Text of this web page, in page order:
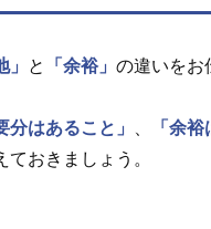
」 と 「余裕」 の違いをお
分はあること」
「余
ておきましょう。